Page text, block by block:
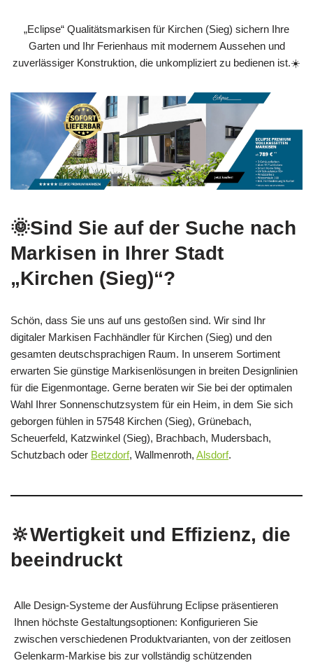
„Eclipse“ Qualitätsmarkisen für Kirchen (Sieg) sichern Ihre
Garten und Ihr Ferienhaus mit modernem Aussehen und
zuverlässiger Konstruktion, die unkompliziert zu bedienen ist.☀️
🌞Sind Sie auf der Suche nach
Markisen in Ihrer Stadt
„Kirchen (Sieg)“?
Schön, dass Sie uns auf uns gestoßen sind. Wir sind Ihr
digitaler Markisen Fachhändler für Kirchen (Sieg) und den
gesamten deutschsprachigen Raum. In unserem Sortiment
erwarten Sie günstige Markisenlösungen in breiten Designlinien
für die Eigenmontage. Gerne beraten wir Sie bei der optimalen
Wahl Ihrer Sonnenschutzsystem für ein Heim, in dem Sie sich
geborgen fühlen in 57548 Kirchen (Sieg), Grünebach,
Scheuerfeld, Katzwinkel (Sieg), Brachbach, Mudersbach,
Schutzbach oder Betzdorf, Wallmenroth, Alsdorf.
🔆Wertigkeit und Effizienz, die
beeindruckt
Alle Design-Systeme der Ausführung Eclipse präsentieren
Ihnen höchste Gestaltungsoptionen: Konfigurieren Sie
zwischen verschiedenen Produktvarianten, von der zeitlosen
Gelenkarm-Markise bis zur vollständig schützenden